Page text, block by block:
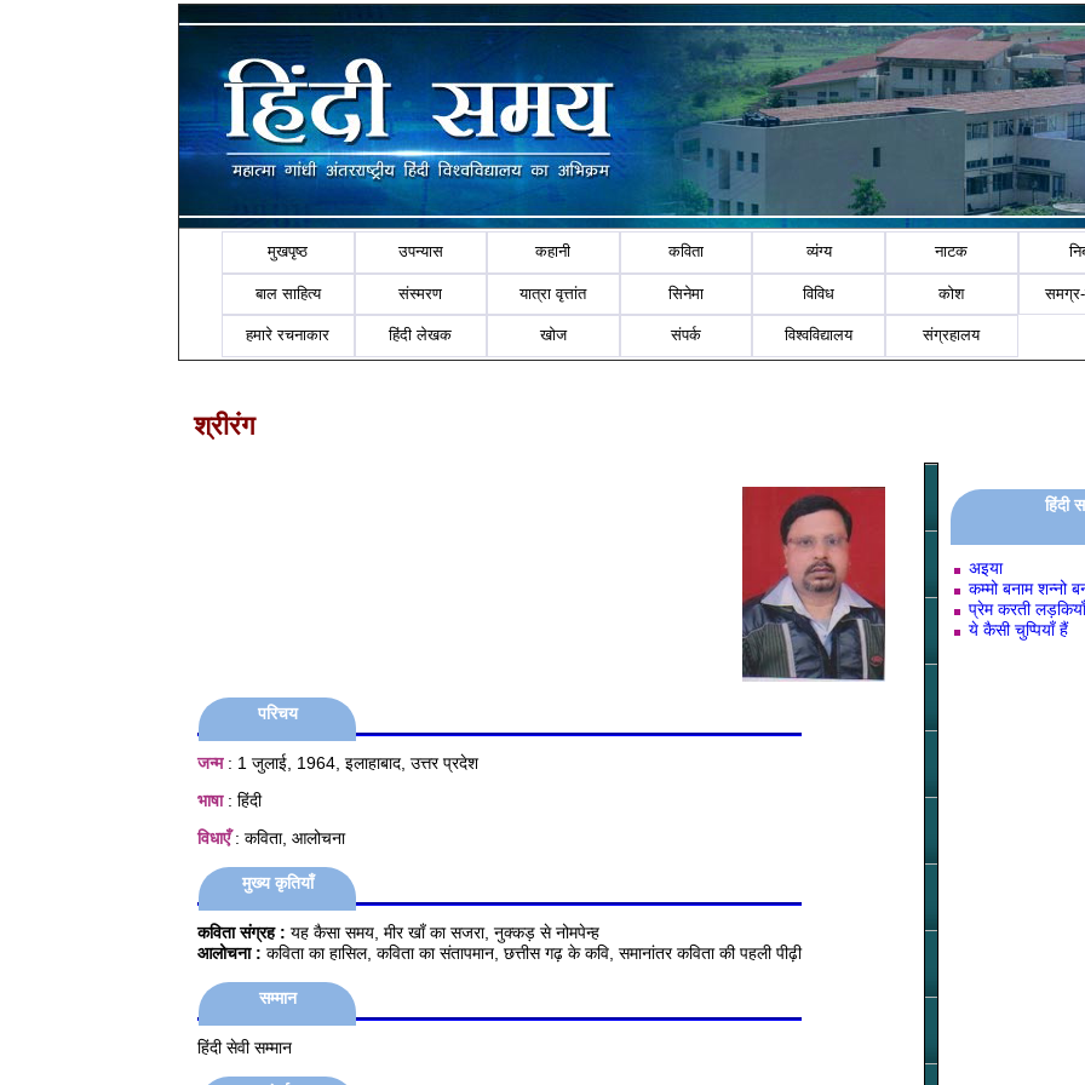
मुखपृष्ठ उपन्यास कहानी कविता व्यंग्य नाटक
बाल साहित्य संस्मरण यात्रा वृत्तांत सिनेमा विविध कोश
हमारे रचनाकार हिंदी लेखक खोज संपर्क विश्वविद्यालय संग्रहालय
श्रीरंग
परिचय
जन्म: 1 जुलाई, 1964, इलाहाबाद, उत्तर प्रदेश
भाषा: हिंदी
विधाएँ: कविता, आलोचना
मुख्य कृतियाँ
कविता संग्रह : यह कैसा समय, मीर खाँ का सजरा, नुक्कड़ से नोमपेन्ह
आलोचना : कविता का हासिल, कविता का संतापमान, छत्तीस गढ़ के कवि, समानांतर कविता की पहली पीढ़ी
सम्मान
हिंदी सेवी सम्मान
हिंदी
अइया
कम्मो बनाम शन्नो
प्रेम करती लड़कियाँ
ये कैसी चुप्पियाँ हैं